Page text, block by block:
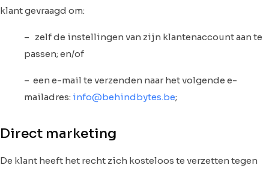
klant gevraagd om:
– zelf de instellingen van zijn klantenaccount aan te
passen; en/of
– een e-mail te verzenden naar het volgende e-
mailadres: info@behindbytes.be;
Direct marketing
De klant heeft het recht zich kosteloos te verzetten tegen